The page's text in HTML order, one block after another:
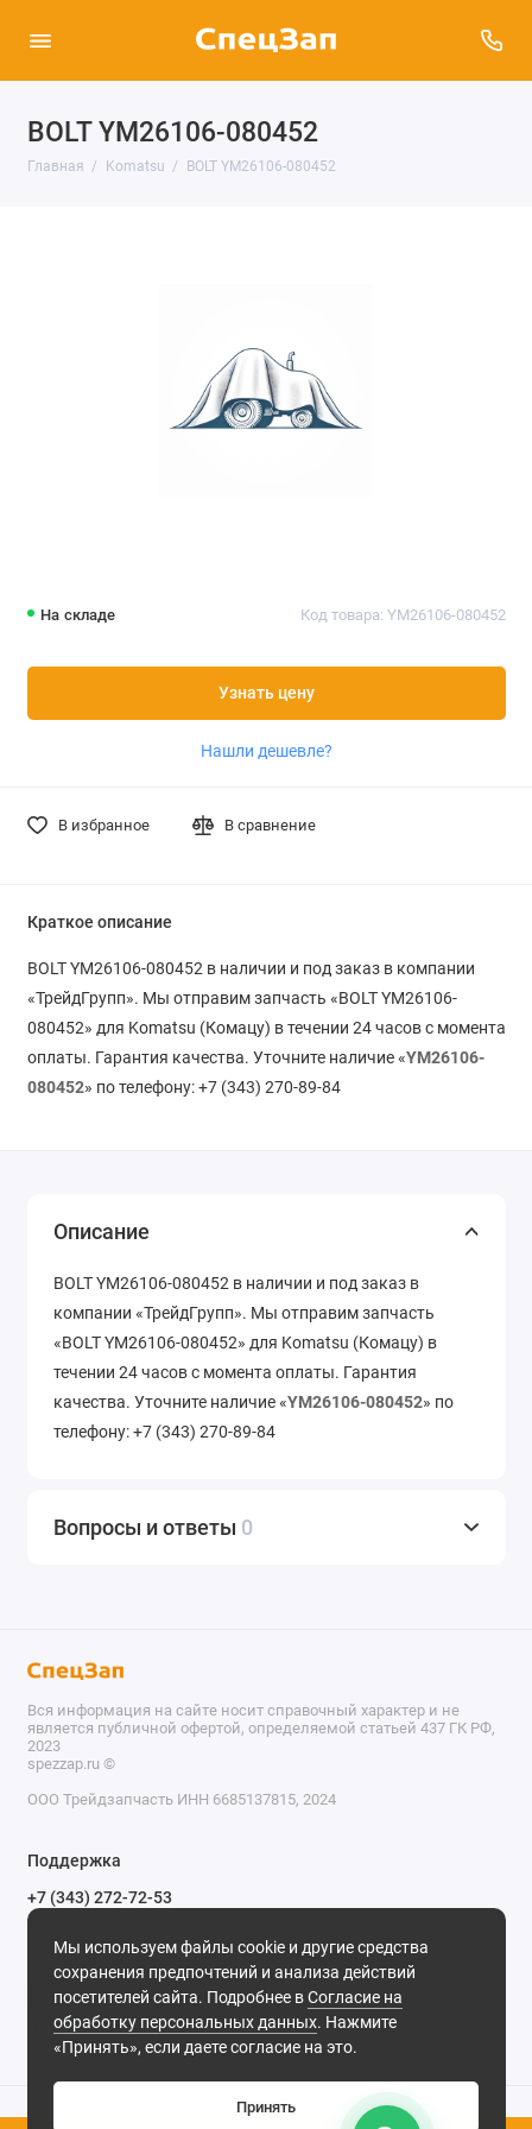
BOLT YM26106-080452
Главная Komatsu BOLT YM26106-080452
На складе Код товара: YM26106-080452
Узнать цену
Нашли дешевле?
В избранное В сравнение
Краткое описание
BOLT YM26106-080452 в наличии и под заказ в компании
«ТрейдГрупп». Мы отправим запчасть «BOLT YM26106-
080452» для Komatsu (Комацу) в течении 24 часов с момента
оплаты. Гарантия качества. Уточните наличие «YM26106-
080452» по телефону: +7 (343) 270-89-84
Описание
BOLT YM26106-080452 в наличии и под заказ в
компании «ТрейдГрупп». Мы отправим запчасть
«BOLT YM26106-080452» для Komatsu (Комацу) в
течении 24 часов с момента оплаты. Гарантия
качества. Уточните наличие «YM26106-080452» по
телефону: +7 (343) 270-89-84
Вопросы и ответы 0
Мы используем файлы cookie и другие средства
сохранения предпочтений и анализа действий
посетителей сайта. Подробнее вСогласие на
обработку персональных данных. Нажмите
«Принять», если даете согласие на это.
Принять
Вся информация на сайте носит справочный характер и не
является публичной офертой, определяемой статьей 437 ГК РФ,
2023
spezzap.ru ©️
ООО Трейдзапчасть ИНН 6685137815, 2024
Поддержка
+7 (343) 272-72-53
Обратный звонок
620030, г. Екатеринбург, ул. Карьерная, д. 14, оф. 14.
Мы в сети